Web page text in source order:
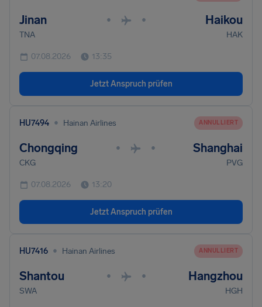
Jinan • • Haikou
TNA HAK
07.08.2026 13:35
Jetzt Anspruch prüfen
HU7494 • Hainan Airlines ANNULLIERT
Chongqing • • Shanghai
CKG PVG
07.08.2026 13:20
Jetzt Anspruch prüfen
HU7416 • Hainan Airlines ANNULLIERT
Shantou • • Hangzhou
SWA HGH